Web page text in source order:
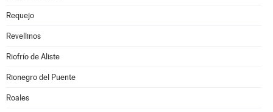
Requejo
Revellinos
Riofrío de Aliste
Rionegro del Puente
Roales